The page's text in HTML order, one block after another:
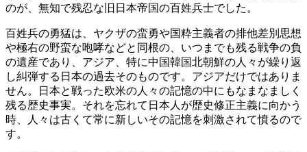
のが、無知で残忍な旧日本帝国の百姓兵士でした。
百姓兵の勇猛は、ヤクザの蛮勇や国粋主義者の排他差別思想
や極右の野蛮な咆哮などと同根の、いつまでも残る戦争の負
の遺産であり、アジア、特に中国韓国北朝鮮の人々が繰り返
し糾弾する日本の過去そのものです。アジアだけではありま
せん。日本と戦った欧米の人々の記憶の中にもなまなましく
残る歴史事実。それを忘れて日本人が歴史修正主義に向かう
時、人々は古くて常に新しいその記憶を刺激されて憤るので
す。